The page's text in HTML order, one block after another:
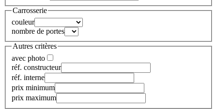
Carrosserie
couleur
nombre de portes
Autres critères
avec photo
réf. constructeur
réf. interne
prix minimum
prix maximum